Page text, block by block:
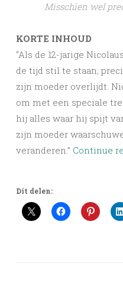
Misschien wel
KORTE INHOUD
“Als de 12-jarige
de tijd stil te staan;
zijn moeder overlijdt.
om met een speciale
hij alles waar hij spijt
zijn moeder
veranderen.” Continue
Dit delen: